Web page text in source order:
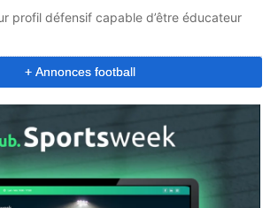
profil défensif capable d’être éducateur
+ Annonces football